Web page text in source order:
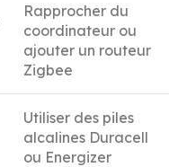
Rapprocher du
coordinateur ou
ajouter un routeur
Zigbee
Utiliser des piles
alcalines Duracell
ou Energizer